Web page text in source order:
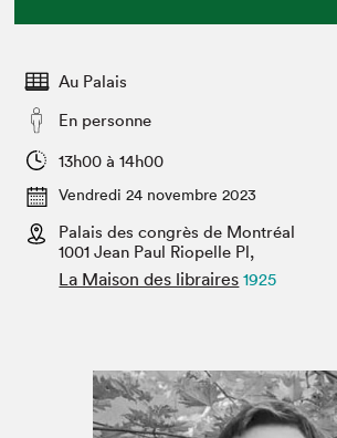
Espace exposant⋅e⋅s
Espace enseignant·e·s
Espace médias
Projets partenaires
Au Palais
En personne
13h00 à 14h00
Vendredi 24 novembre 2023
Palais des congrès de Montréal
1001 Jean Paul Riopelle Pl,
La Maison des libraires 1925